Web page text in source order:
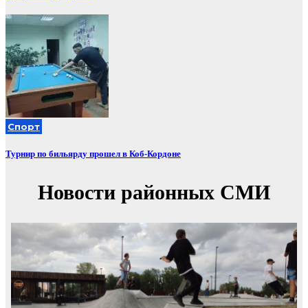
Спорт
Турнир по бильярду прошел в Коб-Кордоне